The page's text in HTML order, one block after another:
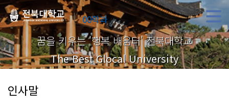
00학과
꿈을 키우는 '행복 배움터' 전북대학교
The Best Glocal University
인사말